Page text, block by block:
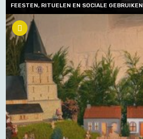
FEESTEN, RITUELEN EN SOCIALE GEBRUIKEN